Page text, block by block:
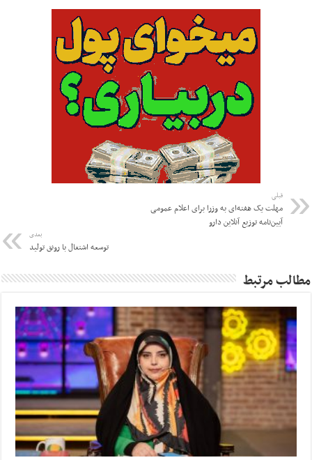
قبلی
مهلت یک هفته‌ای به وزرا برای اعلام عمومی
آیین‌نامه توزیع آنلاین دارو
بعدی
توسعه اشتغال با رونق تولید
مطالب مرتبط